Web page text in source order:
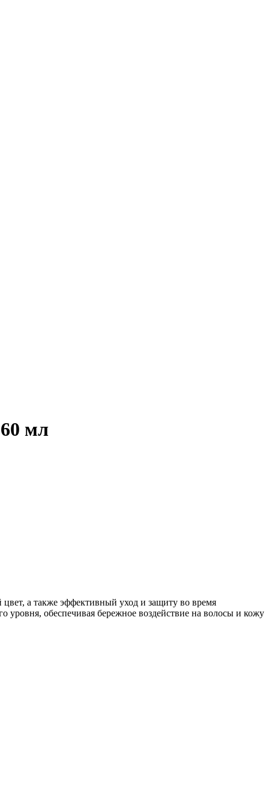
мл
а также эффективный уход и защиту во время
уровня, обеспечивая бережное воздействие на волосы и кожу